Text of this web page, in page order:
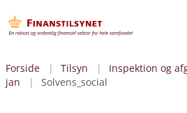
Forside Tilsyn Inspektion og
jan
Solvens_social